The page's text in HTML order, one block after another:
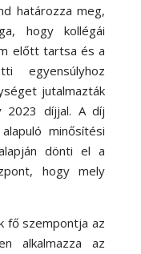
határozza meg,
hogy kollégái
előtt tartsa és a
egyensúlyhoz
jutalmazták
2023 díjjal. A díj
minősítési
dönti el a
hogy mely
fő szempontja az
alkalmazza az